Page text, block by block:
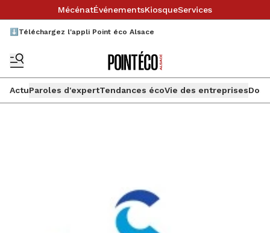
MécénatÉvénementsKiosqueServices
⬇️Téléchargez l'appli Point éco Alsace
ActuParoles d'expertTendances écoVie des entreprises